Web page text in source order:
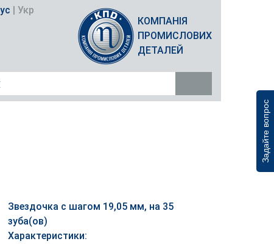
Задайте вопрос
| Укр
КОМПАНІЯ
ПРОМИСЛОВИХ
ДЕТАЛЕЙ
Звездочка с шагом 19,05 мм, на 35
зуба(ов)
Характеристики: